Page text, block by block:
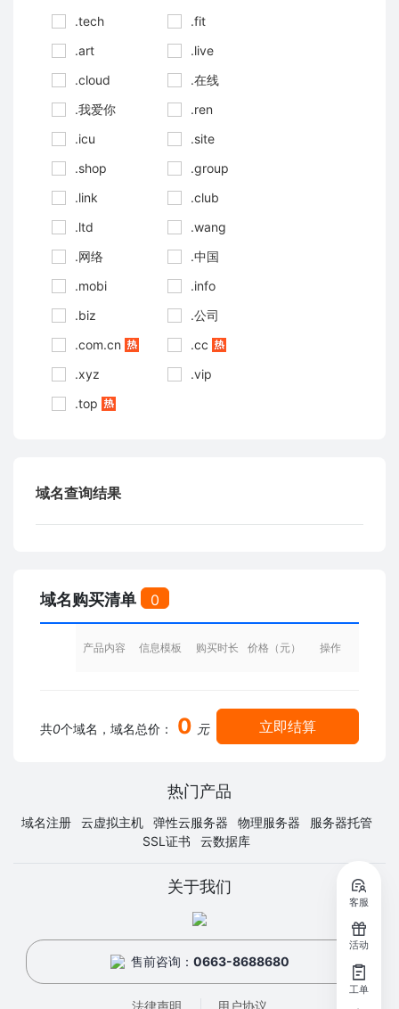
.tech
.fit
.art
.live
.cloud
.在线
.我爱你
.ren
.icu
.site
.shop
.group
.link
.club
.ltd
.wang
.网络
.中国
.mobi
.info
.biz
.公司
.com.cn
.cc
.xyz
.vip
.top
域名查询结果
域名购买清单 0
产品内容 信息模板 购买时长 价格（元） 操作
共0个域名，域名总价： 0 元 立即结算
热门产品
域名注册 云虚拟主机 弹性云服务器 物理服务器
服务器托管
SSL证书
云数据库
关于我们
售前咨询： 0663-8688680
法律声明 用户协议
客服
活动
工单